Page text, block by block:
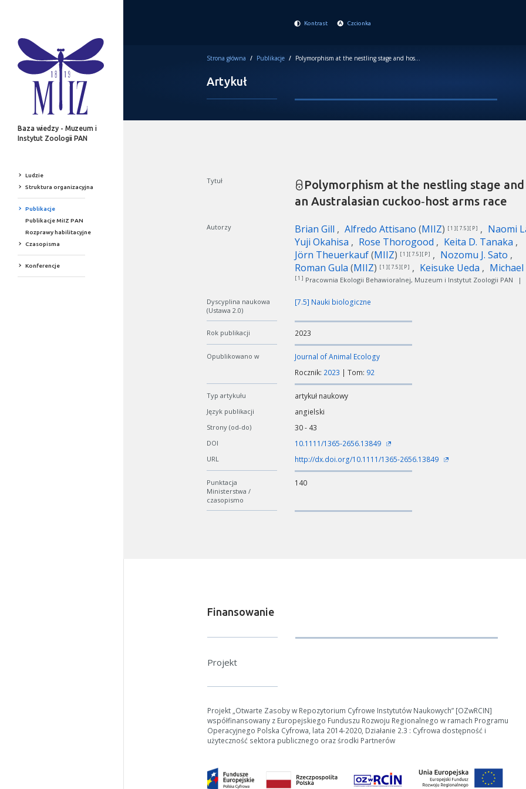
Baza wiedzy - Muzeum i
Instytut Zoologii PAN
Ludzie
Struktura organizacyjna
Publikacje
Publikacje MiIZ PAN
Rozprawy habilitacyjne
Czasopisma
Konferencje
Kontrast Czcionka
Strona główna / Publikacje / Polymorphism at the nestling stage and host‐specific mimicry in an Australasian cuckoo‐host arms race
Artykuł
Tytuł
Polymorphism at the nestling stage
an Australasian cuckoo‐host arms race
Autorzy Brian Gill Alfredo Attisano (MIIZ) [ 1 ][ 7.5 ][ P ]
Naomi
Yuji Okahisa
Rose Thorogood
Keita D. Tanaka
Jörn Theuerkauf(MIIZ) [ 1 ][ 7.5 ][ P ]
Nozomu J. Sato
Roman Gula (MIIZ) [ 1 ][ 7.5 ][ P ] Keisuke Ueda Michael
[ 1 ] Pracownia Ekologii Behawioralnej, Muzeum i Instytut Zoologii PAN |
Dyscyplina naukowa
(Ustawa 2.0)
[7.5] Nauki biologiczne
Rok publikacji 2023
Opublikowano w
Journal of Animal Ecology
Rocznik: 2023 | Tom: 92
Typ artykułu artykuł naukowy
Język publikacji angielski
Strony (od-do) 30 - 43
DOI 10.1111/1365-2656.13849
URL http://dx.doi.org/10.1111/1365-2656.13849
Punktacja
Ministerstwa /
czasopismo
140
Finansowanie
Projekt
Projekt „Otwarte Zasoby w Repozytorium Cyfrowe Instytutów Naukowych” [OZwRCIN]
współfinansowany z Europejskiego Funduszu Rozwoju Regionalnego w ramach Programu
Operacyjnego Polska Cyfrowa, lata 2014-2020, Działanie 2.3 : Cyfrowa dostępność i
użyteczność sektora publicznego oraz środki Partnerów